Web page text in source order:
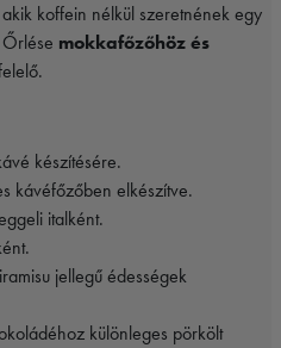
koffein nélkül szeretnének egy
mokkafőzőhöz és
készítésére.
kávéfőzőben elkészítve.
italként.
jellegű édességek
különleges pörkölt